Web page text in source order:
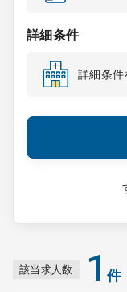
DtoDの転職・
コンサルタント
成功事例
転職ノウハウ
受付時間
詳細条件
詳細条件
該当求人数 1 件